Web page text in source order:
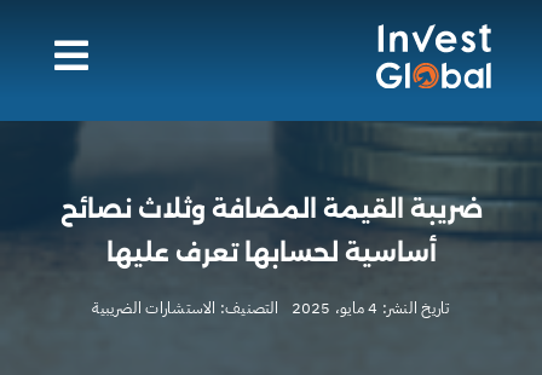
content
ضريبة القيمة المضافة وثلاث نصائح
أساسية لحسابها تعرف عليها
تاريخ النشر: 4 مايو، 2025 التصنيف: الاستشارات الضريبية